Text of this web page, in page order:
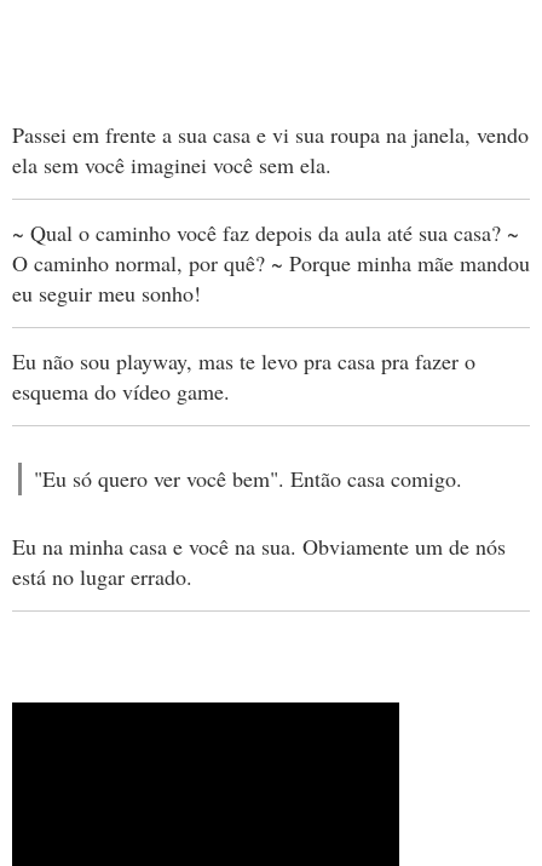
Passei em frente a sua casa e vi sua roupa na janela, vendo
ela sem você imaginei você sem ela.
~ Qual o caminho você faz depois da aula até sua casa? ~
O caminho normal, por quê? ~ Porque minha mãe mandou
eu seguir meu sonho!
Eu não sou playway, mas te levo pra casa pra fazer o
esquema do vídeo game.
"Eu só quero ver você bem". Então casa comigo.
Eu na minha casa e você na sua. Obviamente um de nós
está no lugar errado.